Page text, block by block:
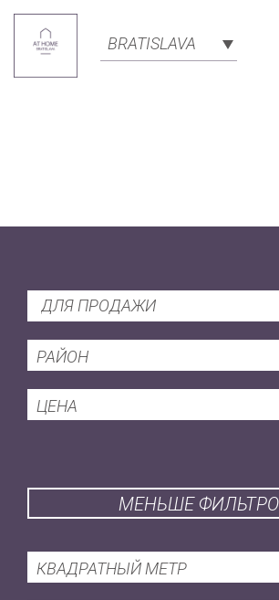
BRATISLAVA
ДЛЯ ПРОДАЖИ
РАЙОН
ЦЕНА
МЕНЬШЕ
КВАДРАТНЫЙ МЕТР